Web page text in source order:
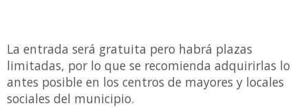
La entrada será gratuita pero habrá plazas
limitadas, por lo que se recomienda adquirirlas lo
antes posible en los centros de mayores y locales
sociales del municipio.